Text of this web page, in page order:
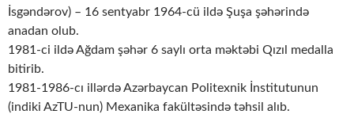
İsgəndərov) – 16 sentyabr 1964-cü ildə Şuşa şəhərində
anadan olub.
1981-ci ildə Ağdam şəhər 6 saylı orta məktəbi Qızıl medalla
bitirib.
1981-1986-cı illərdə Azərbaycan Politexnik İnstitutunun
(indiki AzTU-nun) Mexanika fakültəsində təhsil alıb.